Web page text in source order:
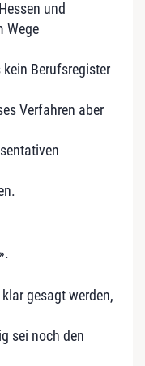
und
Wege
Berufsregister
Verfahren aber
gesagt werden,
sei noch den